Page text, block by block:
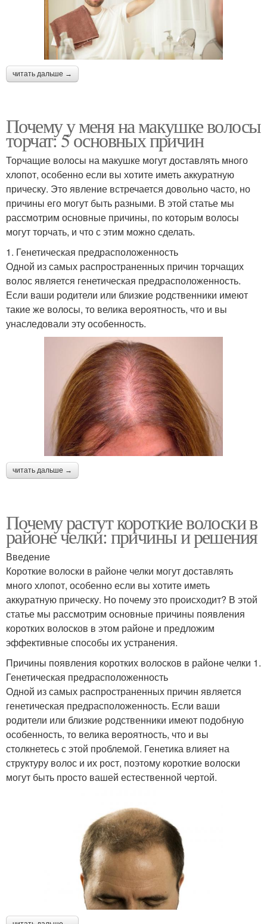
читать дальше →
Почему у меня на макушке волосы
торчат: 5 основных причин
Торчащие волосы на макушке могут доставлять много
хлопот, особенно если вы хотите иметь аккуратную
прическу. Это явление встречается довольно часто, но
причины его могут быть разными. В этой статье мы
рассмотрим основные причины, по которым волосы
могут торчать, и что с этим можно сделать.
1. Генетическая предрасположенность
Одной из самых распространенных причин торчащих
волос является генетическая предрасположенность.
Если ваши родители или близкие родственники имеют
такие же волосы, то велика вероятность, что и вы
унаследовали эту особенность.
читать дальше →
Почему растут короткие волоски в
районе челки: причины и решения
Введение
Короткие волоски в районе челки могут доставлять
много хлопот, особенно если вы хотите иметь
аккуратную прическу. Но почему это происходит? В этой
статье мы рассмотрим основные причины появления
коротких волосков в этом районе и предложим
эффективные способы их устранения.
Причины появления коротких волосков в районе челки 1.
Генетическая предрасположенность
Одной из самых распространенных причин является
генетическая предрасположенность. Если ваши
родители или близкие родственники имеют подобную
особенность, то велика вероятность, что и вы
столкнетесь с этой проблемой. Генетика влияет на
структуру волос и их рост, поэтому короткие волоски
могут быть просто вашей естественной чертой.